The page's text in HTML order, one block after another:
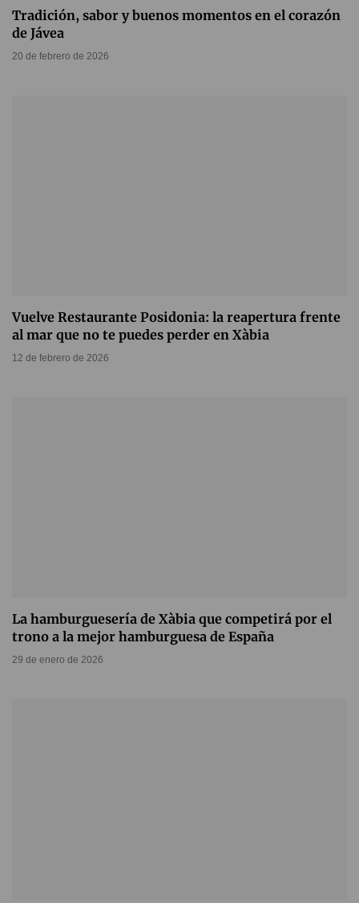
Tradición, sabor y buenos momentos en el corazón
de Jávea
20 de febrero de 2026
Vuelve Restaurante Posidonia: la reapertura frente
al mar que no te puedes perder en Xàbia
12 de febrero de 2026
La hamburguesería de Xàbia que competirá por el
trono a la mejor hamburguesa de España
29 de enero de 2026